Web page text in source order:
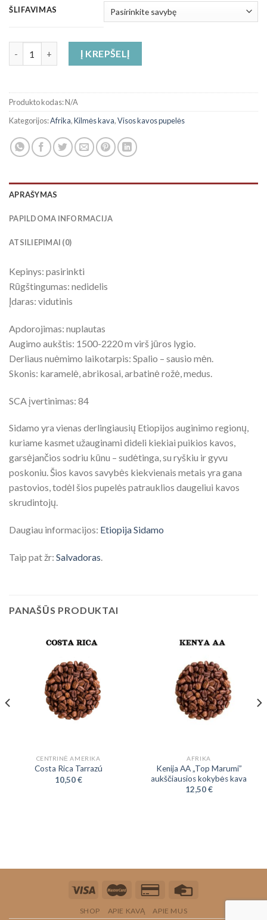
ŠLIFAVIMAS
produkto kiekis: Etiopijos Sidamo kokybės kava
Į KREPŠELĮ
Produkto kodas:N/A
Kategorijos:Afrika,Kilmės kava,Visos kavos pupelės
APRAŠYMAS
PAPILDOMA INFORMACIJA
ATSILIEPIMAI (0)
Kepinys: pasirinkti
Rūgštingumas: nedidelis
Įdaras: vidutinis
Apdorojimas: nuplautas
Augimo aukštis: 1500-2220 m virš jūros lygio.
Derliaus nuėmimo laikotarpis: Spalio – sausio mėn.
Skonis: karamelė, abrikosai, arbatinė rožė, medus.
SCA įvertinimas: 84
Sidamo yra vienas derlingiausių Etiopijos auginimo regionų,
kuriame kasmet užauginami dideli kiekiai puikios kavos,
garsėjančios sodriu kūnu – sudėtinga, su ryškiu ir gyvu
poskoniu. Šios kavos savybės kiekvienais metais yra gana
pastovios, todėl šios pupelės patrauklios daugeliui kavos
skrudintojų.
Daugiau informacijos: Etiopija Sidamo
Taip pat žr: Salvadoras.
PANAŠŪS PRODUKTAI
CENTRINĖ AMERIKA
Costa Rica Tarrazú
10,50€
AFRIKA
Kenija AA „Top Marumi”
aukščiausios kokybės kava
12,50€
SHOP APIE KAVĄ APIE MUS